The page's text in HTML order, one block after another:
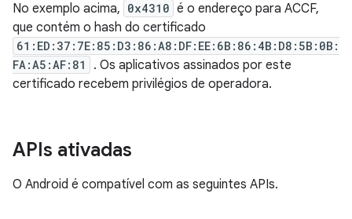
No exemplo acima, 0x4310 é o endereço para ACCF,
que contém o hash do certificado
61:ED:37:7E:85:D3:86:A8:DF:EE:6B:86:4B:D8:5B:0B:
FA:A5:AF:81
. Os aplicativos assinados por este
certificado recebem privilégios de operadora.
APIs ativadas
O Android é compatível com as seguintes APIs.